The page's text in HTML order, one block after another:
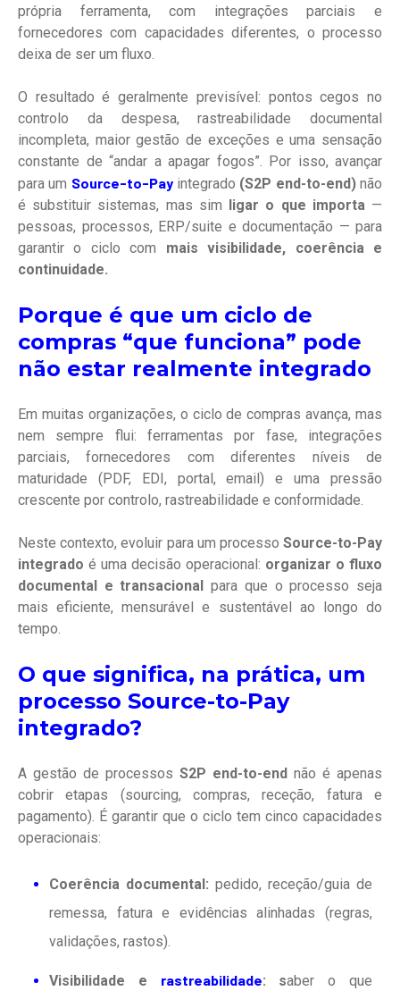
própria ferramenta, com integrações parciais e
fornecedores com capacidades diferentes, o processo
deixa de ser um fluxo.
O resultado é geralmente previsível: pontos cegos no
controlo da despesa, rastreabilidade documental
incompleta, maior gestão de exceções e uma sensação
constante de “andar a apagar fogos”. Por isso, avançar
para um Source-to-Payintegrado (S2P end-to-end)não
é substituir sistemas, mas sim ligar o que importa—
pessoas, processos, ERP/suite e documentação — para
garantir o ciclo com mais visibilidade, coerência e
continuidade.
Porque é que um ciclo de
compras “que funciona” pode
não estar realmente integrado
Em muitas organizações, o ciclo de compras avança, mas
nem sempre flui: ferramentas por fase, integrações
parciais, fornecedores com diferentes níveis de
maturidade (PDF, EDI, portal, email) e uma pressão
crescente por controlo, rastreabilidade e conformidade.
Neste contexto, evoluir para um processo Source-to-Pay
integrado é uma decisão operacional: organizar o fluxo
documental e transacionalpara que o processo seja
mais eficiente, mensurável e sustentável ao longo do
tempo.
O que significa, na prática, um
processo Source-to-Pay
integrado?
A gestão de processos S2P end-to-end não é apenas
cobrir etapas (sourcing, compras, receção, fatura e
pagamento). É garantir que o ciclo tem cinco capacidades
operacionais:
Coerência documental: pedido, receção/guia de
remessa, fatura e evidências alinhadas (regras,
validações, rastos).
Visibilidade e rastreabilidade: saber o que